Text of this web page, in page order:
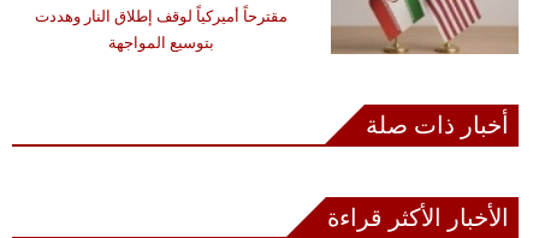
مقترحاً أميركياً لوقف إطلاق النار وهددت
بتوسيع المواجهة
أخبار ذات صلة
الأخبار الأكثر قراءة